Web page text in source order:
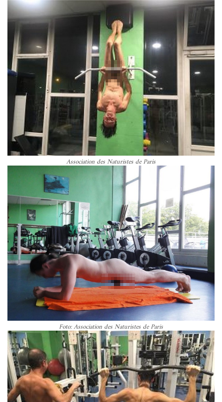
Association des Naturistes de Paris
Foto: Association des Naturistes de Paris